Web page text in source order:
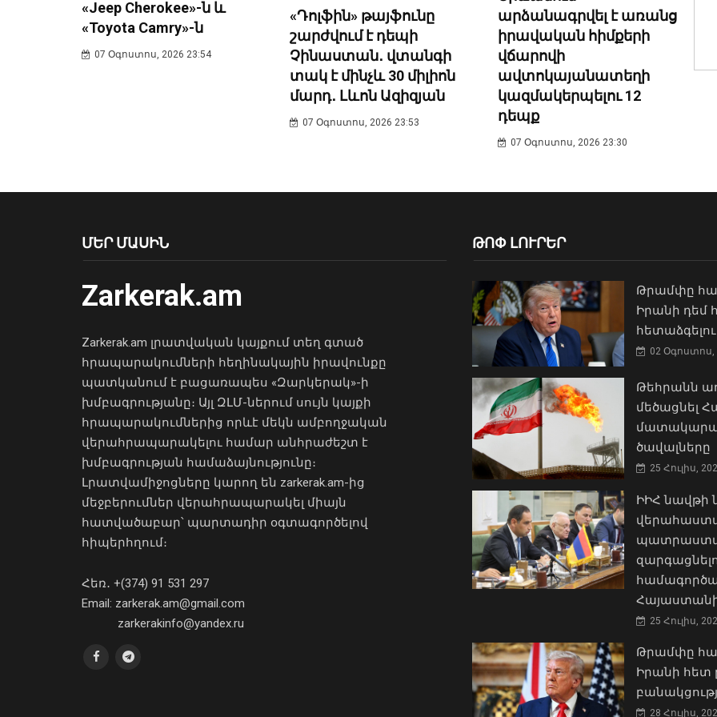
«Jeep Cherokee»-ն և
«Toyota Camry»-ն
07 Օգոստոս, 2026 23:54
«Դոլֆին» թայֆունը
շարժվում է դեպի
Չինաստան․ վտանգի
տակ է մինչև 30 միլիոն
մարդ․ Լևոն Ազիզյան
07 Օգոստոս, 2026 23:53
արձանագրվել է առանց
իրավական հիմքերի
վճարովի
ավտոկայանատեղի
կազմակերպելու 12
դեպք
07 Օգոստոս, 2026 23:30
ՄԵՐ ՄԱՍԻՆ
Zarkerak.am
Zarkerak.am լրատվական կայքում տեղ գտած
հրապարակումների հեղինակային իրավունքը
պատկանում է բացառապես «Զարկերակ»-ի
խմբագրությանը։ Այլ ԶԼՄ-ներում սույն կայքի
հրապարակումներից որևէ մեկն ամբողջական
վերահրապարակելու համար անհրաժեշտ է
խմբագրության համաձայնությունը։
Լրատվամիջոցները կարող են zarkerak.am-ից
մեջբերումներ վերահրապարակել միայն
հատվածաբար՝ պարտադիր օգտագործելով
հիպերհղում։
Հեռ․ +(374) 91 531 297
Email: zarkerak.am@gmail.com
zarkerakinfo@yandex.ru
ԹՈՓ ԼՈՒՐԵՐ
Թրամփը
Իրանի դեմ
02 Օգոստոս,
Թեհրանն
մեծացնել
ծավալները
25 Հուլիս,
ԻԻՀ
25 Հուլիս,
Թրամփը
Իրանի հետ
28 Հուլիս,